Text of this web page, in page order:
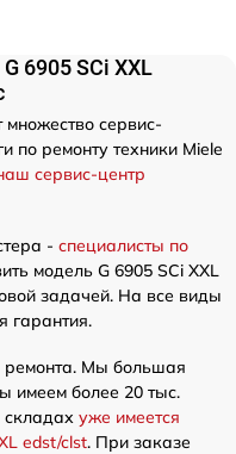
6905 SCi XXL
сервис-
по ремонту техники Miele
сервис-центр
- специалисты по
модель G 6905 SCi XXL
задачей. На все виды
гарантия.
ремонта. Мы большая
имеем более 20 тыс.
уже имеется
edst/clst. При заказе